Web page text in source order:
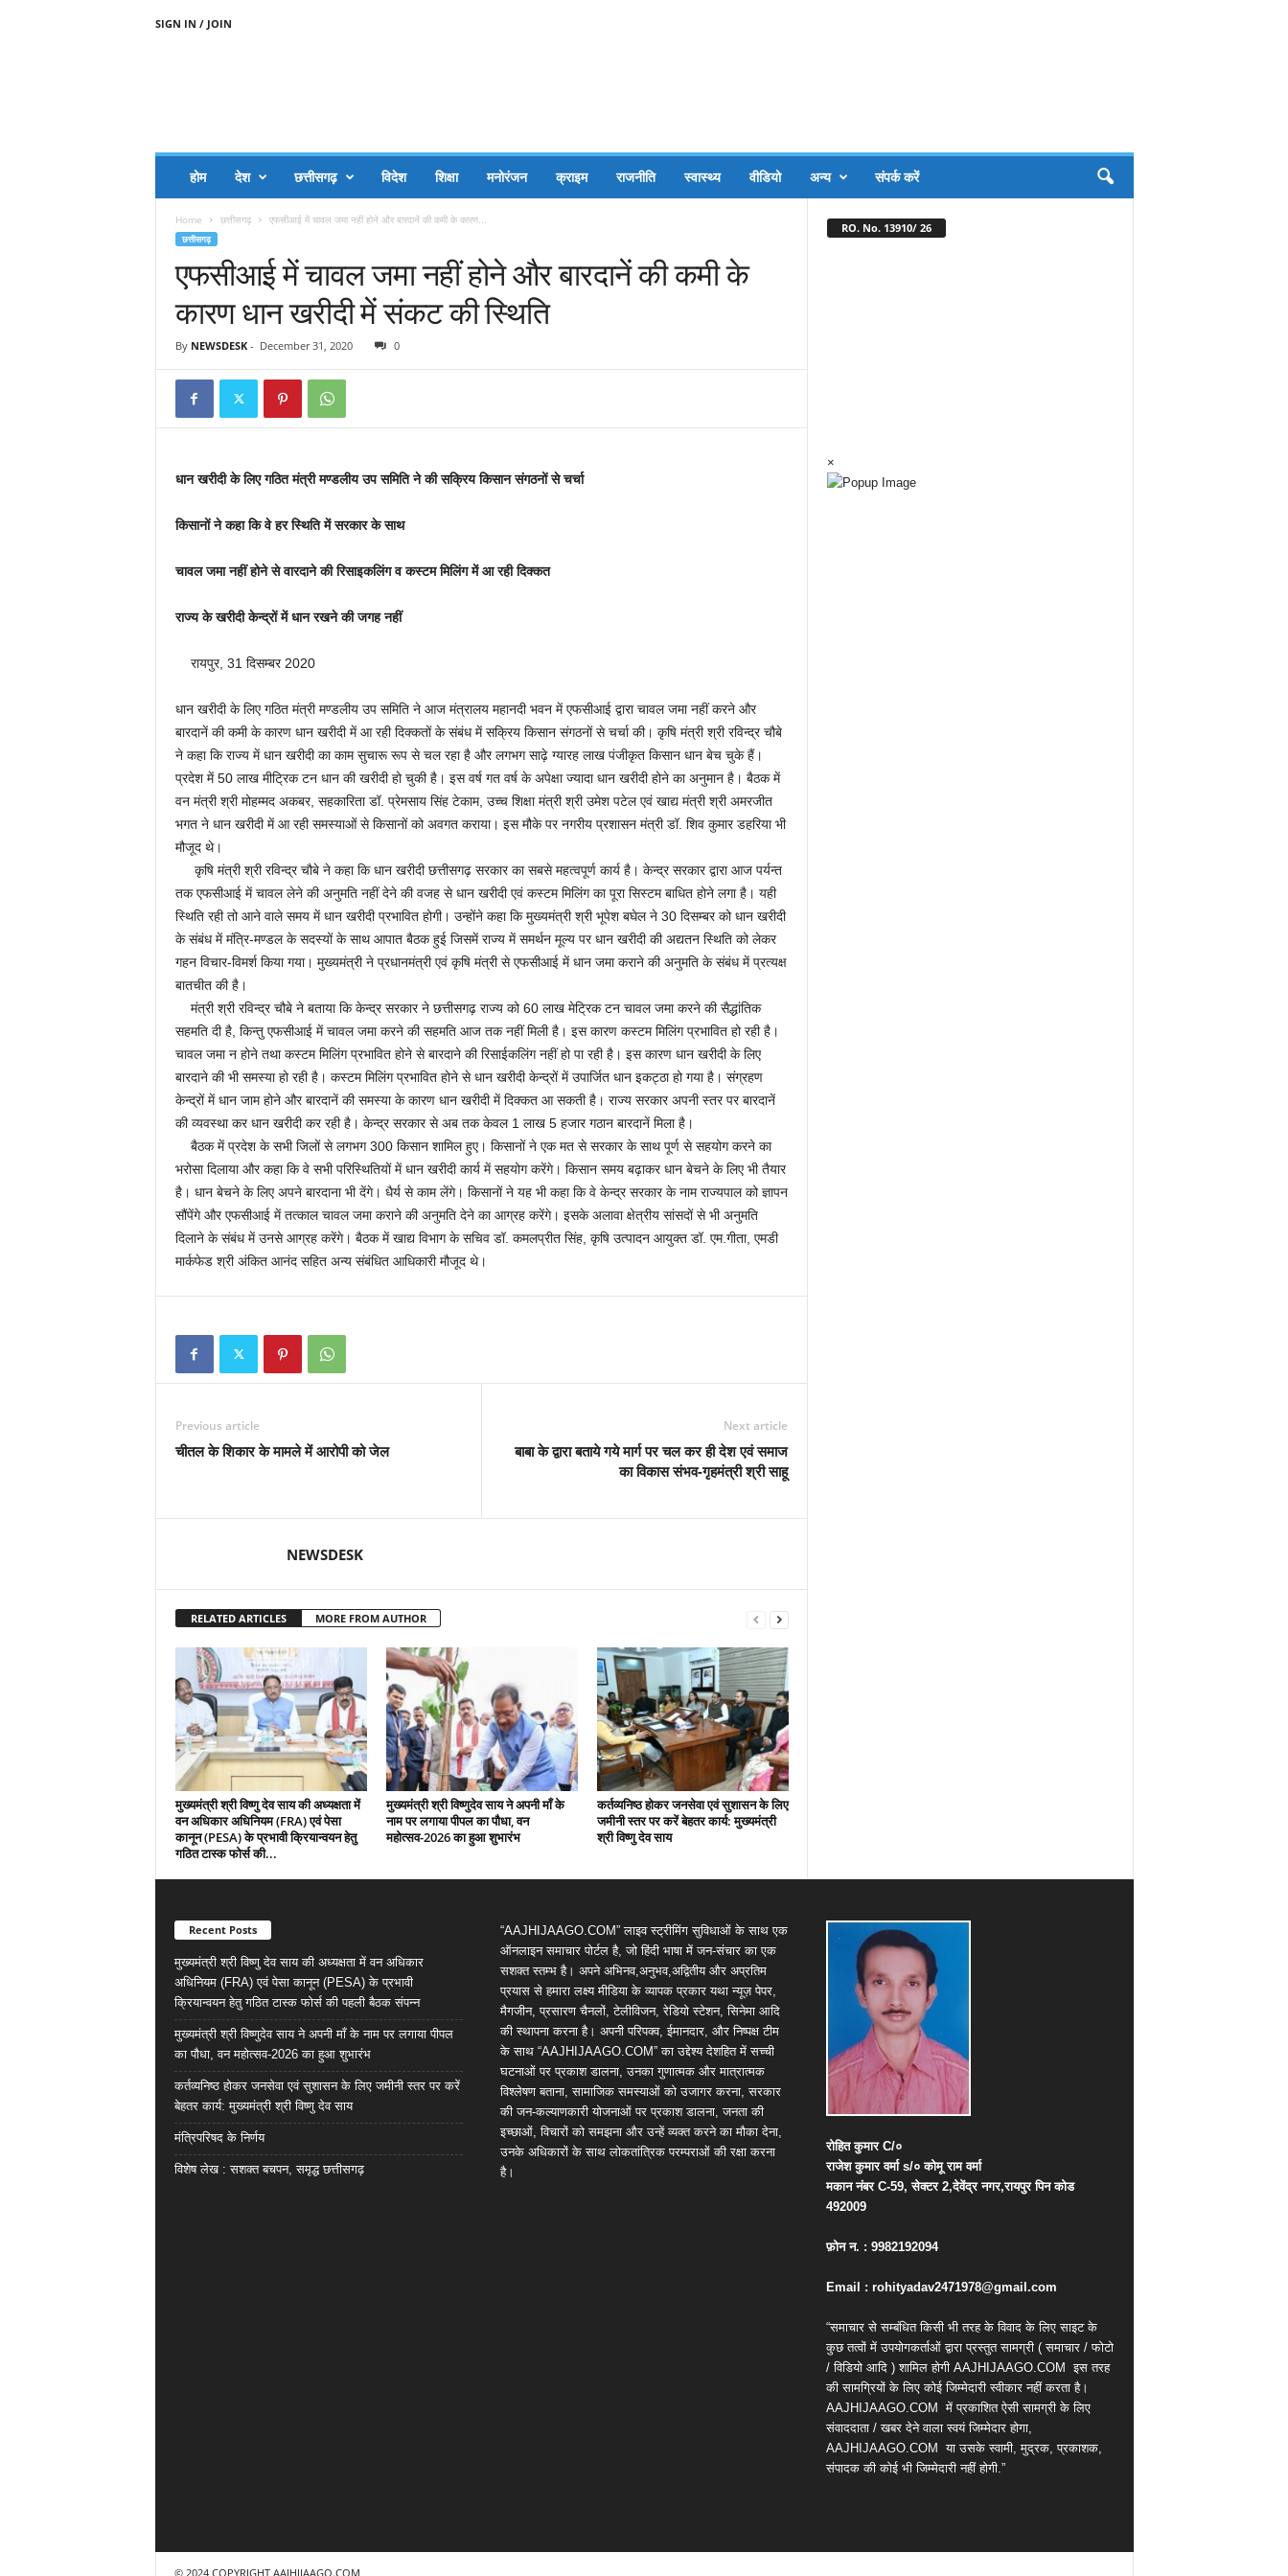
SIGN IN / JOIN
होम देश छत्तीसगढ़ विदेश शिक्षा मनोरंजन क्राइम राजनीति स्वास्थ्य वीडियो अन्य संपर्क करें
Home छत्तीसगढ़ एफसीआई में चावल जमा नहीं होने और बारदानें की कमी के कारण...
छत्तीसगढ़
एफसीआई में चावल जमा नहीं होने और बारदानें की कमी के
कारण धान खरीदी में संकट की स्थिति
By NEWSDESK- December 31, 2020 0
धान खरीदी के लिए गठित मंत्री मण्डलीय उप समिति ने की सक्रिय किसान संगठनों से चर्चा
किसानों ने कहा कि वे हर स्थिति में सरकार के साथ
चावल जमा नहीं होने से वारदाने की रिसाइकलिंग व कस्टम मिलिंग में आ रही दिक्कत
राज्य के खरीदी केन्द्रों में धान रखने की जगह नहीं
रायपुर, 31 दिसम्बर 2020
धान खरीदी के लिए गठित मंत्री मण्डलीय उप समिति ने आज मंत्रालय महानदी भवन में एफसीआई द्वारा चावल जमा नहीं करने और
बारदानें की कमी के कारण धान खरीदी में आ रही दिक्कतों के संबंध में सक्रिय किसान संगठनों से चर्चा की। कृषि मंत्री श्री रविन्द्र चौबे
ने कहा कि राज्य में धान खरीदी का काम सुचारू रूप से चल रहा है और लगभग साढ़े ग्यारह लाख पंजीकृत किसान धान बेच चुके हैं।
प्रदेश में 50 लाख मीट्रिक टन धान की खरीदी हो चुकी है। इस वर्ष गत वर्ष के अपेक्षा ज्यादा धान खरीदी होने का अनुमान है। बैठक में
वन मंत्री श्री मोहम्मद अकबर, सहकारिता डॉ. प्रेमसाय सिंह टेकाम, उच्च शिक्षा मंत्री श्री उमेश पटेल एवं खाद्य मंत्री श्री अमरजीत
भगत ने धान खरीदी में आ रही समस्याओं से किसानों को अवगत कराया। इस मौके पर नगरीय प्रशासन मंत्री डॉ. शिव कुमार डहरिया भी
मौजूद थे।
कृषि मंत्री श्री रविन्द्र चौबे ने कहा कि धान खरीदी छत्तीसगढ़ सरकार का सबसे महत्वपूर्ण कार्य है। केन्द्र सरकार द्वारा आज पर्यन्त
तक एफसीआई में चावल लेने की अनुमति नहीं देने की वजह से धान खरीदी एवं कस्टम मिलिंग का पूरा सिस्टम बाधित होने लगा है। यही
स्थिति रही तो आने वाले समय में धान खरीदी प्रभावित होगी। उन्होंने कहा कि मुख्यमंत्री श्री भूपेश बघेल ने 30 दिसम्बर को धान खरीदी
के संबंध में मंत्रि-मण्डल के सदस्यों के साथ आपात बैठक हुई जिसमें राज्य में समर्थन मूल्य पर धान खरीदी की अद्यतन स्थिति को लेकर
गहन विचार-विमर्श किया गया। मुख्यमंत्री ने प्रधानमंत्री एवं कृषि मंत्री से एफसीआई में धान जमा कराने की अनुमति के संबंध में प्रत्यक्ष
बातचीत की है।
मंत्री श्री रविन्द्र चौबे ने बताया कि केन्द्र सरकार ने छत्तीसगढ़ राज्य को 60 लाख मेट्रिक टन चावल जमा करने की सैद्धांतिक
सहमति दी है, किन्तु एफसीआई में चावल जमा करने की सहमति आज तक नहीं मिली है। इस कारण कस्टम मिलिंग प्रभावित हो रही है।
चावल जमा न होने तथा कस्टम मिलिंग प्रभावित होने से बारदाने की रिसाईकलिंग नहीं हो पा रही है। इस कारण धान खरीदी के लिए
बारदाने की भी समस्या हो रही है। कस्टम मिलिंग प्रभावित होने से धान खरीदी केन्द्रों में उपार्जित धान इकट्ठा हो गया है। संग्रहण
केन्द्रों में धान जाम होने और बारदानें की समस्या के कारण धान खरीदी में दिक्कत आ सकती है। राज्य सरकार अपनी स्तर पर बारदानें
की व्यवस्था कर धान खरीदी कर रही है। केन्द्र सरकार से अब तक केवल 1 लाख 5 हजार गठान बारदानें मिला है।
बैठक में प्रदेश के सभी जिलों से लगभग 300 किसान शामिल हुए। किसानों ने एक मत से सरकार के साथ पूर्ण से सहयोग करने का
भरोसा दिलाया और कहा कि वे सभी परिस्थितियों में धान खरीदी कार्य में सहयोग करेंगे। किसान समय बढ़ाकर धान बेचने के लिए भी तैयार
है। धान बेचने के लिए अपने बारदाना भी देंगे। धैर्य से काम लेंगे। किसानों ने यह भी कहा कि वे केन्द्र सरकार के नाम राज्यपाल को ज्ञापन
सौंपेंगे और एफसीआई में तत्काल चावल जमा कराने की अनुमति देने का आग्रह करेंगे। इसके अलावा क्षेत्रीय सांसदों से भी अनुमति
दिलाने के संबंध में उनसे आग्रह करेंगे। बैठक में खाद्य विभाग के सचिव डॉ. कमलप्रीत सिंह, कृषि उत्पादन आयुक्त डॉ. एम.गीता, एमडी
मार्कफेड श्री अंकित आनंद सहित अन्य संबंधित आधिकारी मौजूद थे।
Previous article
चीतल के शिकार के मामले में आरोपी को जेल
Next article
बाबा के द्वारा बताये गये मार्ग पर चल कर ही देश एवं समाज
का विकास संभव-गृहमंत्री श्री साहू
NEWSDESK
RELATED ARTICLES MORE FROM AUTHOR
मुख्यमंत्री श्री विष्णु देव साय की अध्यक्षता में
वन अधिकार अधिनियम (FRA) एवं पेसा
कानून (PESA) के प्रभावी क्रियान्वयन हेतु
गठित टास्क फोर्स की...
मुख्यमंत्री श्री विष्णुदेव साय ने अपनी माँ के
नाम पर लगाया पीपल का पौधा, वन
महोत्सव-2026 का हुआ शुभारंभ
कर्तव्यनिष्ठ होकर जनसेवा एवं सुशासन के लिए
जमीनी स्तर पर करें बेहतर कार्य: मुख्यमंत्री
श्री विष्णु देव साय
RO. No. 13910/ 26
×
Recent Posts
मुख्यमंत्री श्री विष्णु देव साय की अध्यक्षता में वन अधिकार
अधिनियम (FRA) एवं पेसा कानून (PESA) के प्रभावी
क्रियान्वयन हेतु गठित टास्क फोर्स की पहली बैठक संपन्न
मुख्यमंत्री श्री विष्णुदेव साय ने अपनी माँ के नाम पर लगाया पीपल
का पौधा, वन महोत्सव-2026 का हुआ शुभारंभ
कर्तव्यनिष्ठ होकर जनसेवा एवं सुशासन के लिए जमीनी स्तर पर करें
बेहतर कार्य: मुख्यमंत्री श्री विष्णु देव साय
मंत्रिपरिषद के निर्णय
विशेष लेख : सशक्त बचपन, समृद्ध छत्तीसगढ़
“AAJHIJAAGO.COM” लाइव स्ट्रीमिंग सुविधाओं के साथ एक
ऑनलाइन समाचार पोर्टल है, जो हिंदी भाषा में जन-संचार का एक
सशक्त स्तम्भ है। अपने अभिनव,अनुभव,अद्वितीय और अप्रतिम
प्रयास से हमारा लक्ष्य मीडिया के व्यापक प्रकार यथा न्यूज़ पेपर,
मैगजीन, प्रसारण चैनलों, टेलीविजन, रेडियो स्टेशन, सिनेमा आदि
की स्थापना करना है। अपनी परिपक्व, ईमानदार, और निष्पक्ष टीम
के साथ “AAJHIJAAGO.COM” का उद्देश्य देशहित में सच्ची
घटनाओं पर प्रकाश डालना, उनका गुणात्मक और मात्रात्मक
विश्लेषण बताना, सामाजिक समस्याओं को उजागर करना, सरकार
की जन-कल्याणकारी योजनाओं पर प्रकाश डालना, जनता की
इच्छाओं, विचारों को समझना और उन्हें व्यक्त करने का मौका देना,
उनके अधिकारों के साथ लोकतांत्रिक परम्पराओं की रक्षा करना
है।
रोहित कुमारC/०
राजेश कुमार वर्माs/० कोमू राम वर्मा
मकान नंबरC-59,सेक्टर2,देवेंद्र नगर,रायपुर पिन कोड
492009
फ़ोन न. : 9982192094
Email : rohityadav2471978@gmail.com
“समाचार से सम्बंधित किसी भी तरह के विवाद के लिए साइट के
कुछ तत्वों में उपयोगकर्ताओं द्वारा प्रस्तुत सामग्री ( समाचार / फोटो
/ विडियो आदि ) शामिल होगी AAJHIJAAGO.COM इस तरह
की सामग्रियों के लिए कोई जिम्मेदारी स्वीकार नहीं करता है।
AAJHIJAAGO.COM में प्रकाशित ऐसी सामग्री के लिए
संवाददाता / खबर देने वाला स्वयं जिम्मेदार होगा,
AAJHIJAAGO.COM
या उसके स्वामी, मुद्रक, प्रकाशक,
संपादक की कोई भी जिम्मेदारी नहीं होगी.”
© 2024 COPYRIGHT AAJHIJAAGO.COM